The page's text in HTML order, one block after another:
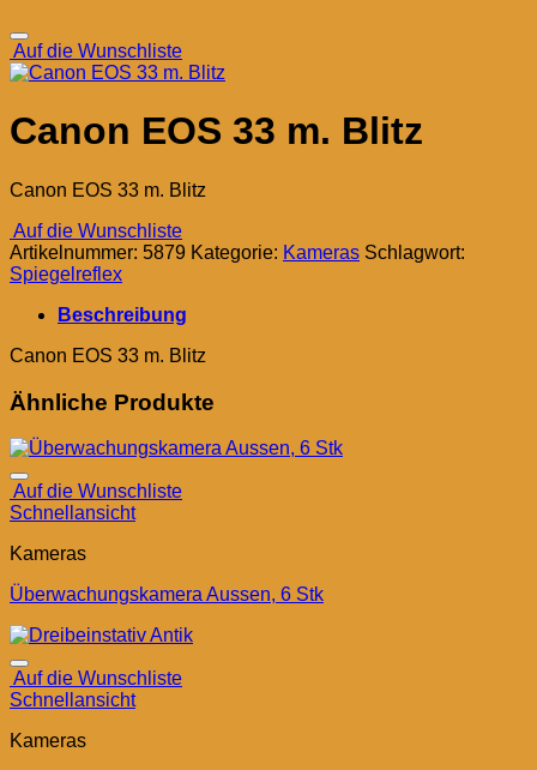
Auf die Wunschliste
Canon EOS 33 m. Blitz
Canon EOS 33 m. Blitz
Auf die Wunschliste
Artikelnummer: 5879 Kategorie: Kameras Schlagwort:
Spiegelreflex
Beschreibung
Canon EOS 33 m. Blitz
Ähnliche Produkte
Auf die Wunschliste
Schnellansicht
Kameras
Überwachungskamera Aussen, 6 Stk
Auf die Wunschliste
Schnellansicht
Kameras